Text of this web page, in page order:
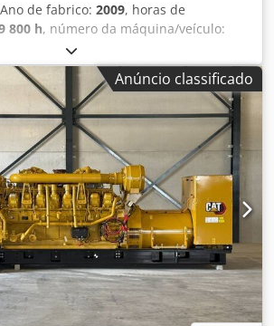
de fabrico: 2009, horas de
800 h, número da máquina/veículo:
, tipo de combustível:
G3520C, Finalidade de utilização:
Iopfx Am Tea Peso em vazio:
do gerador: 2.150 kVA Dimensões da
x 27 cm Contacte a equipa DPX para
= Outras opções e acessórios = -
Anúncio classificado